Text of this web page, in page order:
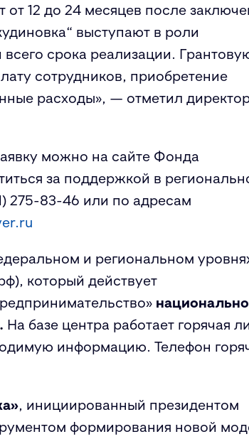
12 до 24 месяцев после
выступают в роли
срока реализации.
сотрудников, приобретение
расходы», — отметил
можно на сайте Фонда
за поддержкой в
275-83-46 или по адресам
и региональном
который действует
На базе центра работает горячая
информацию. Телефон
, инициированный президентом
формирования новой